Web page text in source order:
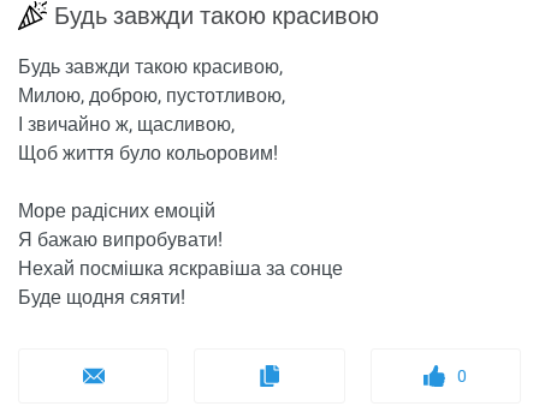
Будь завжди такою красивою
Будь завжди такою красивою,
Милою, доброю, пустотливою,
І звичайно ж, щасливою,
Щоб життя було кольоровим!
Море радісних емоцій
Я бажаю випробувати!
Нехай посмішка яскравіша за сонце
Буде щодня сяяти!
0